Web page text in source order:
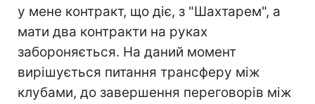
у мене контракт, що діє, з "Шахтарем", а
мати два контракти на руках
забороняється. На даний момент
вирішується питання трансферу між
клубами, до завершення переговорів між